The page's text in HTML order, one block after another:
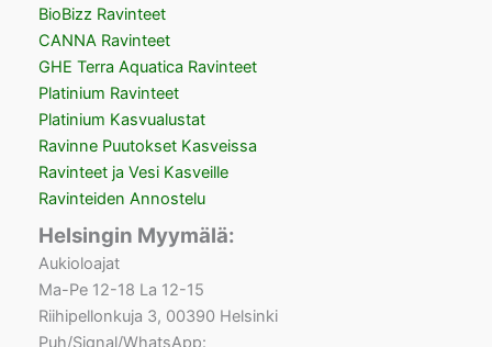
BioBizz Ravinteet
CANNA Ravinteet
GHE Terra Aquatica Ravinteet
Platinium Ravinteet
Platinium Kasvualustat
Ravinne Puutokset Kasveissa
Ravinteet ja Vesi Kasveille
Ravinteiden Annostelu
Helsingin Myymälä:
Aukioloajat
Ma-Pe 12-18 La 12-15
Riihipellonkuja 3, 00390 Helsinki
Puh/Signal/WhatsApp: